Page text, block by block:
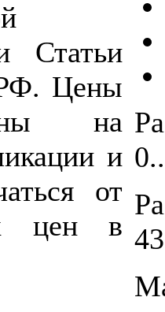
Статьи
Цены
на
и
от
цен в